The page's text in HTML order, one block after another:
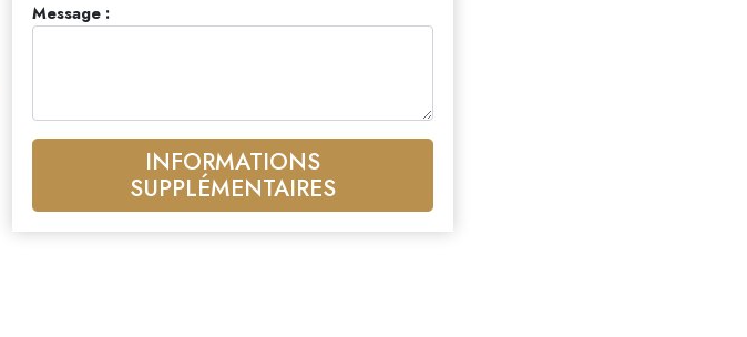
Message :
INFORMATIONS
SUPPLÉMENTAIRES